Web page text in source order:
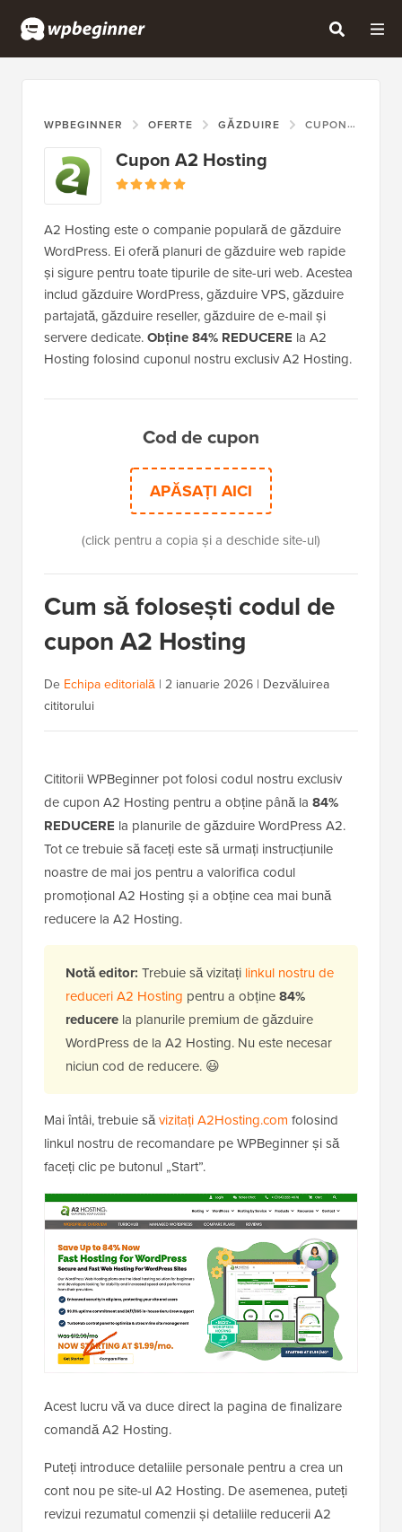
WPBEGINNER OFERTE GĂZDUIRE CUPON A2 HOSTING
Cupon A2 Hosting
A2 Hosting este o companie populară de găzduire
WordPress. Ei oferă planuri de găzduire web rapide
și sigure pentru toate tipurile de site-uri web. Acestea
includ găzduire WordPress, găzduire VPS, găzduire
partajată, găzduire reseller, găzduire de e-mail și
servere dedicate.Obține 84% REDUCERE la A2
Hosting folosind cuponul nostru exclusiv A2 Hosting.
Cod de cupon
APĂSAȚI AICI
(click pentru a copia și a deschide site-ul)
Cum să folosești codul de
cupon A2 Hosting
De Echipa editorială | 2 ianuarie 2026 | Dezvăluirea
cititorului
Cititorii WPBeginner pot folosi codul nostru exclusiv
de cupon A2 Hosting pentru a obține până la 84%
REDUCERE la planurile de găzduire WordPress A2.
Tot ce trebuie să faceți este să urmați instrucțiunile
noastre de mai jos pentru a valorifica codul
promoțional A2 Hosting și a obține cea mai bună
reducere la A2 Hosting.
Notă editor: Trebuie să vizitați linkul nostru de
reduceri A2 Hosting pentru a obține84%
reducere la planurile premium de găzduire
WordPress de la A2 Hosting. Nu este necesar
niciun cod de reducere. 😃
Mai întâi, trebuie săvizitați A2Hosting.com folosind
linkul nostru de recomandare pe WPBeginner și să
faceți clic pe butonul „Start”.
Acest lucru vă va duce direct la pagina de finalizare
comandă A2 Hosting.
Puteți introduce detaliile personale pentru a crea un
cont nou pe site-ul A2 Hosting. De asemenea, puteți
revizui rezumatul comenzii și detaliile reducerii A2